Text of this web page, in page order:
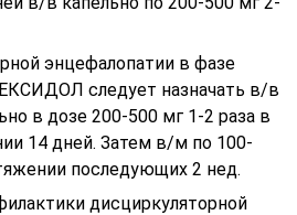
энцефалопатии в фазе
следует назначать в/в
в дозе 200-500 мг 1-2 раза в
14 дней. Затем в/м по 100-
последующих 2 нед.
дисциркуляторной